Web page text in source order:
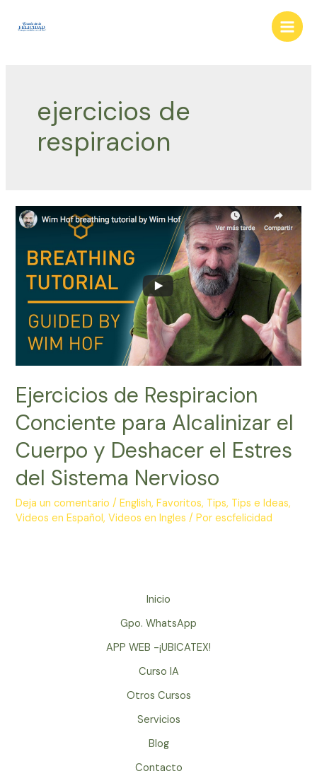
Main
ejercicios de
respiracion
Ejercicios de Respiracion
Conciente para Alcalinizar el
Cuerpo y Deshacer el Estres
del Sistema Nervioso
Deja un comentario /English,Favoritos, Tips, Tips e Ideas,
Videos en Español,Videos en Ingles / Porescfelicidad
Inicio
Gpo. WhatsApp
APP WEB -¡UBICATEX!
Curso IA
Otros Cursos
Servicios
Blog
Contacto